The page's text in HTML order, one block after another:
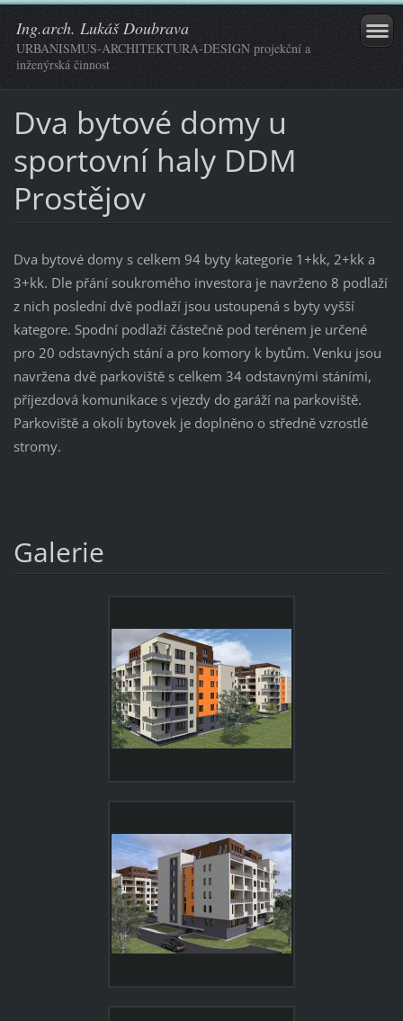
Ing.arch. Lukáš Doubrava
URBANISMUS-ARCHITEKTURA-DESIGN projekční a
inženýrská činnost
Dva bytové domy u
sportovní haly DDM
Prostějov
Dva bytové domy s celkem 94 byty kategorie 1+kk, 2+kk a
3+kk. Dle přání soukromého investora je navrženo 8 podlaží
z nich poslední dvě podlaží jsou ustoupená s byty vyšší
kategore. Spodní podlaží částečně pod terénem je určené
pro 20 odstavných stání a pro komory k bytům. Venku jsou
navržena dvě parkoviště s celkem 34 odstavnými stáními,
příjezdová komunikace s vjezdy do garáží na parkoviště.
Parkoviště a okolí bytovek je doplněno o středně vzrostlé
stromy.
Galerie